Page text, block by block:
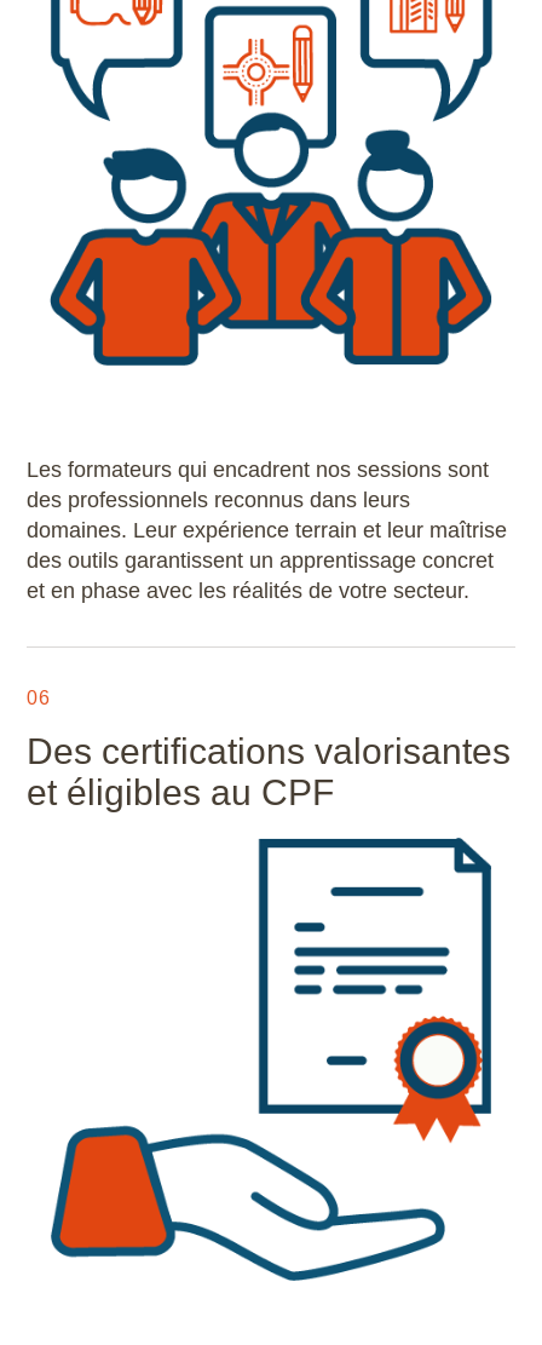
Les formateurs qui encadrent nos sessions sont
des professionnels reconnus dans leurs
domaines. Leur expérience terrain et leur maîtrise
des outils garantissent un apprentissage concret
et en phase avec les réalités de votre secteur.
06
Des certifications valorisantes
et éligibles au CPF